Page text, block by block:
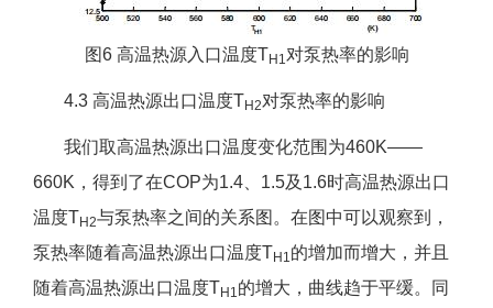
图6 高温热源入口温度TH1对泵热率的影响
4.3 高温热源出口温度TH2对泵热率的影响
我们取高温热源出口温度变化范围为460K——
660K，得到了在COP为1.4、1.5及1.6时高温热源出口
温度TH2与泵热率之间的关系图。在图中可以观察到，
泵热率随着高温热源出口温度TH1的增加而增大，并且
随着高温热源出口温度TH1的增大，曲线趋于平缓。同